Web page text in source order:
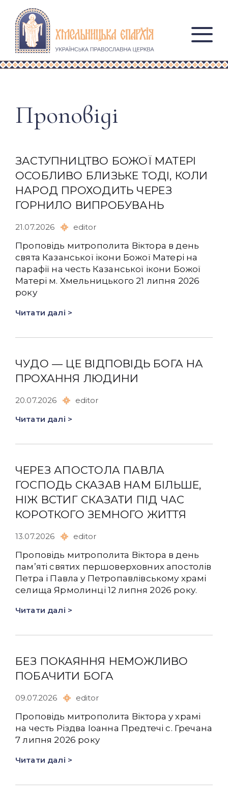
Проповіді
ЗАСТУПНИЦТВО БОЖОЇ МАТЕРІ
ОСОБЛИВО БЛИЗЬКЕ ТОДІ, КОЛИ
НАРОД ПРОХОДИТЬ ЧЕРЕЗ
ГОРНИЛО ВИПРОБУВАНЬ
21.07.2026 editor
Проповідь митрополита Віктора в день
свята Казанської ікони Божої Матері на
парафії на честь Казанської ікони Божої
Матері м. Хмельницького 21 липня 2026
року
Читати далі >
ЧУДО — ЦЕ ВІДПОВІДЬ БОГА НА
ПРОХАННЯ ЛЮДИНИ
20.07.2026
editor
Читати далі >
ЧЕРЕЗ АПОСТОЛА ПАВЛА
ГОСПОДЬ СКАЗАВ НАМ БІЛЬШЕ,
НІЖ ВСТИГ СКАЗАТИ ПІД ЧАС
КОРОТКОГО ЗЕМНОГО ЖИТТЯ
13.07.2026 editor
Проповідь митрополита Віктора в день
памʼяті святих першоверховних апостолів
Петра і Павла у Петропавлівському храмі
селища Ярмолинці 12 липня 2026 року.
Читати далі >
БЕЗ ПОКАЯННЯ НЕМОЖЛИВО
ПОБАЧИТИ БОГА
09.07.2026 editor
Проповідь митрополита Віктора у храмі
на честь Різдва Іоанна Предтечі с. Гречана
7 липня 2026 року
Читати далі >